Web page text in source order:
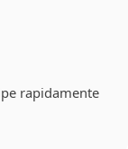
rapidamente